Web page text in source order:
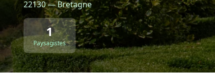
22130 — Bretagne
1
Paysagistes